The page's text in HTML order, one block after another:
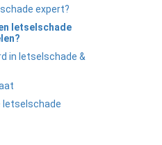
expert?
letselschade
in letselschade &
letselschade